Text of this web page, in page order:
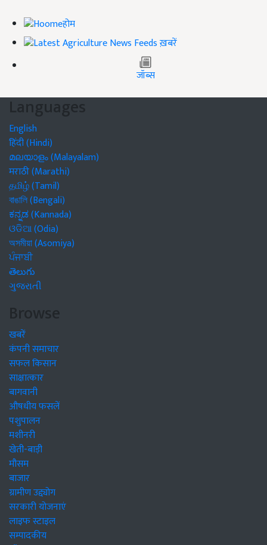
होम
ख़बरें
जॉब्स
Languages
English
हिंदी (Hindi)
മലയാളം (Malayalam)
मराठी (Marathi)
தமிழ் (Tamil)
বাঙালি (Bengali)
ಕನ್ನಡ (Kannada)
ଓଡିଆ (Odia)
অসমীয়া (Asomiya)
ਪੰਜਾਬੀ
తెలుగు
ગુજરાતી
Browse
खबरें
कंपनी समाचार
सफल किसान
साक्षात्कार
बागवानी
औषधीय फसलें
पशुपालन
मशीनरी
खेती-बाड़ी
मौसम
बाजार
ग्रामीण उद्द्योग
सरकारी योजनाएं
लाइफ स्टाइल
सम्पादकीय